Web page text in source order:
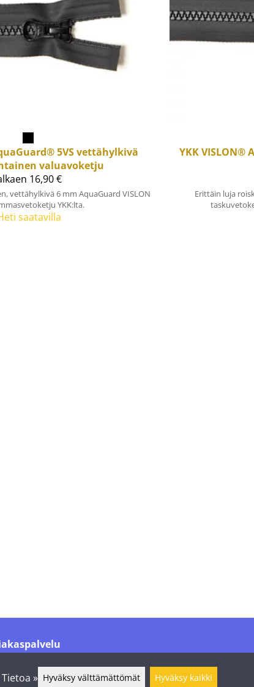
5VS vettähylkivä
valuavoketju
16,90 €
vettähylkivä 6 mm AquaGuard VISLON
YKK:lta.
saatavilla
YKKVISLON®
Erittäin luja
Tietoa » Hyväksy välttämättömät Hyväksy kaikki